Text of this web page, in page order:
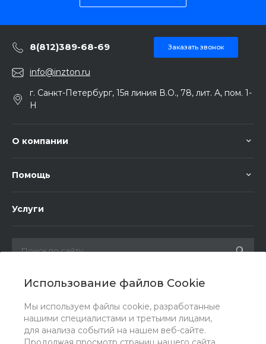
Использование файлов Cookie
Мы используем файлы cookie, разработанные
нашими специалистами и третьими лицами,
для анализа событий на нашем веб-сайте.
8(812)389-68-69 Заказать звонок
info@inzton.ru
г. Санкт-Петербург, 15я линия В.О., 78, лит. А, пом. 1-
Н
О компании
Помощь
Услуги